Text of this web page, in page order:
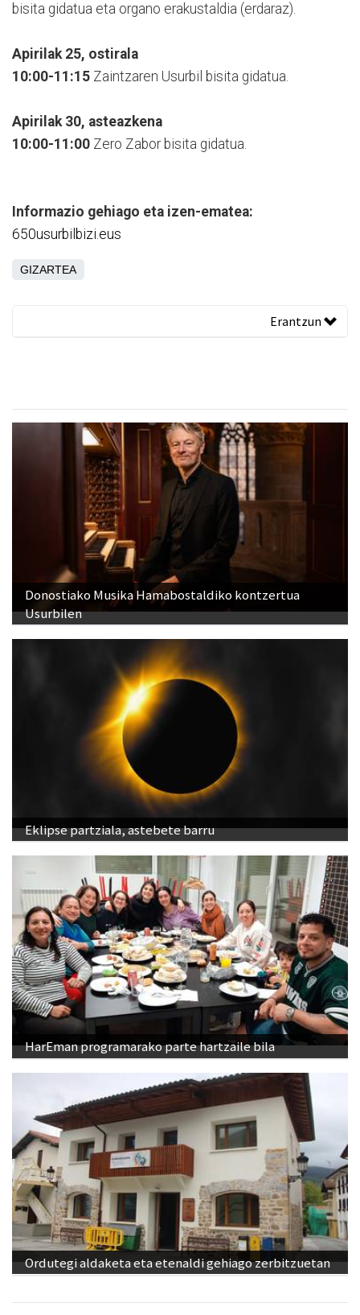
bisita gidatua eta organo erakustaldia (erdaraz).
Apirilak 25, ostirala
10:00-11:15 Zaintzaren Usurbil bisita gidatua.
Apirilak 30, asteazkena
10:00-11:00 Zero Zabor bisita gidatua.
Informazio gehiago eta izen-ematea:
650usurbilbizi.eus
GIZARTEA
Erantzun
Donostiako Musika Hamabostaldiko kontzertua
Usurbilen
Eklipse partziala, astebete barru
HarEman programarako parte hartzaile bila
Ordutegi aldaketa eta etenaldi gehiago zerbitzuetan